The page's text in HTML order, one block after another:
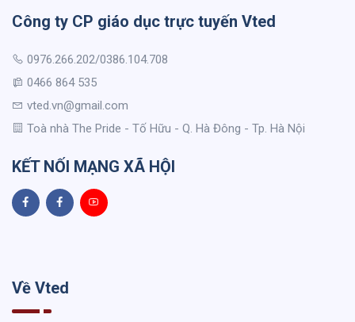
Công ty CP giáo dục trực tuyến Vted
0976.266.202/0386.104.708
0466 864 535
vted.vn@gmail.com
Toà nhà The Pride - Tố Hữu - Q. Hà Đông - Tp. Hà Nội
KẾT NỐI MẠNG XÃ HỘI
Về Vted